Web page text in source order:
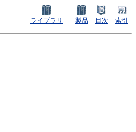
ライブラリ 製品 目次 索引